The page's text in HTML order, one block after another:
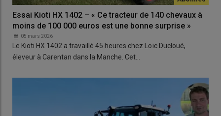
Essai Kioti HX 1402 – « Ce tracteur de 140 chevaux à
moins de 100 000 euros est une bonne surprise »
05 mars 2026
Le Kioti HX 1402 a travaillé 45 heures chez Loïc Ducloué,
éleveur à Carentan dans la Manche. Cet…